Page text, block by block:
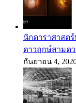
นักดาราศาสต
ดาวฤกษ์สามด
กันยายน 4,